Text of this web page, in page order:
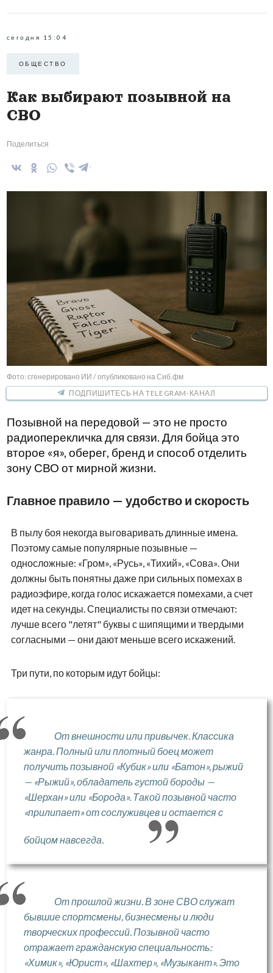
сегодня 15:04
ОБЩЕСТВО
Как выбирают позывной на
СВО
Поделиться
Фото: сгенерировано ИИ / опубликовано на Сиб.фм
ПОДПИШИТЕСЬ НА TELEGRAM-КАНАЛ
Позывной на передовой — это не просто
радиоперекличка для связи. Для бойца это
второе «я», оберег, бренд и способ отделить
зону СВО от мирной жизни.
Главное правило — удобство и скорость
В пылу боя некогда выговаривать длинные имена.
Поэтому самые популярные позывные —
односложные: «Гром», «Русь», «Тихий», «Сова». Они
должны быть понятны даже при сильных помехах в
радиоэфире, когда голос искажается помехами, а счет
идет на секунды. Специалисты по связи отмечают:
лучше всего "летят" буквы с шипящими и твердыми
согласными — они дают меньше всего искажений.
Три пути, по которым идут бойцы:
От внешности или привычек. Классика
жанра. Полный или плотный боец может
получить позывной «Кубик» или «Батон», рыжий
— «Рыжий», обладатель густой бороды —
«Шерхан» или «Борода». Такой позывной часто
«прилипает» от сослуживцев и остается с
бойцом навсегда.
От прошлой жизни. В зоне СВО служат
бывшие спортсмены, бизнесмены и люди
творческих профессий. Позывной часто
отражает гражданскую специальность:
«Химик», «Юрист», «Шахтер», «Музыкант». Это